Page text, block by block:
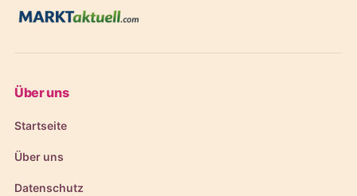
Über uns
Startseite
Über uns
Datenschutz